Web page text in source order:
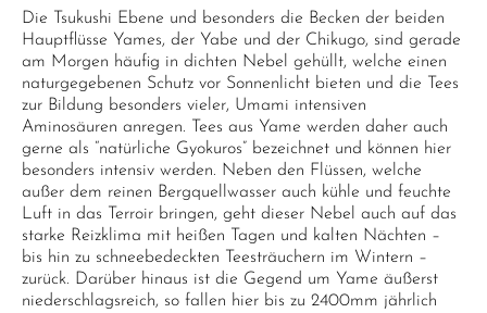
Die Tsukushi Ebene und besonders die Becken der beiden
Hauptflüsse Yames, der Yabe und der Chikugo, sind gerade
am Morgen häufig in dichten Nebel gehüllt, welche einen
naturgegebenen Schutz vor Sonnenlicht bieten und die Tees
zur Bildung besonders vieler, Umami intensiven
Aminosäuren anregen. Tees aus Yame werden daher auch
gerne als “natürliche Gyokuros” bezeichnet und können hier
besonders intensiv werden. Neben den Flüssen, welche
außer dem reinen Bergquellwasser auch kühle und feuchte
Luft in das Terroir bringen, geht dieser Nebel auch auf das
starke Reizklima mit heißen Tagen und kalten Nächten –
bis hin zu schneebedeckten Teesträuchern im Wintern –
zurück. Darüber hinaus ist die Gegend um Yame äußerst
niederschlagsreich, so fallen hier bis zu 2400mm jährlich